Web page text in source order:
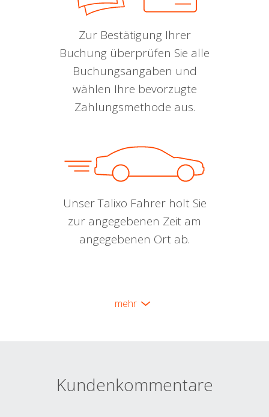
Zur Bestätigung Ihrer
Buchung überprüfen Sie alle
Buchungsangaben und
wählen Ihre bevorzugte
Zahlungsmethode aus.
Unser Talixo Fahrer holt Sie
zur angegebenen Zeit am
angegebenen Ort ab.
mehr
Kundenkommentare